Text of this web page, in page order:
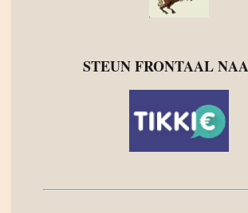
STEUN FRONTAAL